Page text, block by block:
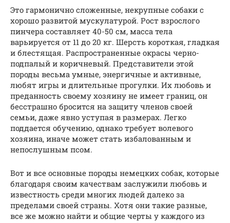
Это гармонично сложенные, некрупные собаки с
хорошо развитой мускулатурой. Рост взрослого
пинчера составляет 40-50 см, масса тела
варьируется от 11 до 20 кг. Шерсть короткая, гладкая
и блестящая. Распространенные окрасы черно-
подпалый и коричневый. Представители этой
породы весьма умные, энергичные и активные,
любят игры и длительные прогулки. Их любовь и
преданность своему хозяину не имеет границ, он
бесстрашно бросится на защиту членов своей
семьи, даже явно уступая в размерах. Легко
поддается обучению, однако требует волевого
хозяина, иначе может стать избалованным и
непослушным псом.
Вот и все основные породы немецких собак, которые
благодаря своим качествам заслужили любовь и
известность среди многих людей далеко за
пределами своей страны. Хотя они такие разные,
все же можно найти и общие черты у каждого из